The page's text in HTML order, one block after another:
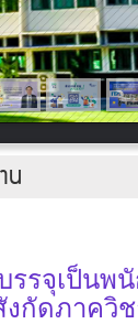
น
รจุเป็นพ
งกัดภาควิช